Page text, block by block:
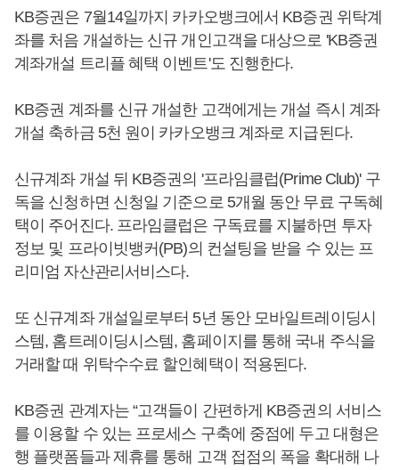
KB증권은 7월14일까지 카카오뱅크에서 KB증권 위탁계
좌를 처음 개설하는 신규 개인고객을 대상으로 'KB증권
계좌개설 트리플 혜택 이벤트'도 진행한다.
KB증권 계좌를 신규 개설한 고객에게는 개설 즉시 계좌
개설 축하금 5천 원이 카카오뱅크 계좌로 지급된다.
신규계좌 개설 뒤 KB증권의 '프라임클럽(Prime Club)' 구
독을 신청하면 신청일 기준으로 5개월 동안 무료 구독혜
택이 주어진다. 프라임클럽은 구독료를 지불하면 투자
정보 및 프라이빗뱅커(PB)의 컨설팅을 받을 수 있는 프
리미엄 자산관리서비스다.
또 신규계좌 개설일로부터 5년 동안 모바일트레이딩시
스템, 홈트레이딩시스템, 홈페이지를 통해 국내 주식을
거래할 때 위탁수수료 할인혜택이 적용된다.
KB증권 관계자는 “고객들이 간편하게 KB증권의 서비스
를 이용할 수 있는 프로세스 구축에 중점에 두고 대형은
행 플랫폼들과 제휴를 통해 고객 접점의 폭을 확대해 나